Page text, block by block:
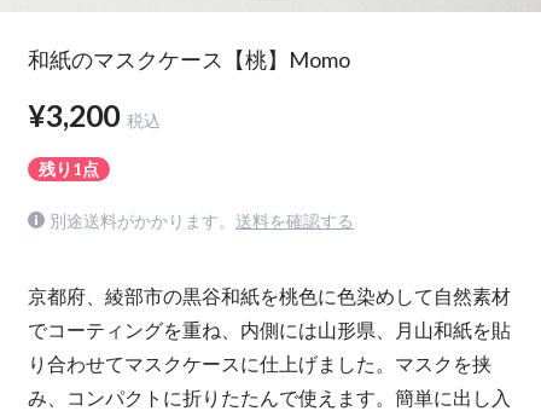
和紙のマスクケース【桃】Momo
¥3,200 税込
残り1点
別途送料がかかります。 送料を確認する
京都府、綾部市の黒谷和紙を桃色に色染めして自然素材
でコーティングを重ね、内側には山形県、月山和紙を貼
り合わせてマスクケースに仕上げました。マスクを挟
み、コンパクトに折りたたんで使えます。簡単に出し入